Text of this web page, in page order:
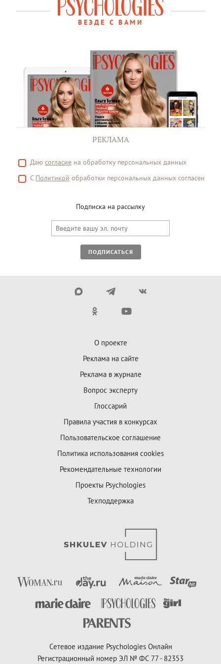
ВЕЗДЕ С ВАМИ
РЕКЛАМА
Даю согласие на обработку персональных данных
С Политикой обработки персональных данных согласен
Подписка на рассылку
ПОДПИСАТЬСЯ
О проекте
Реклама на сайте
Реклама в журнале
Вопрос эксперту
Глоссарий
Правила участия в конкурсах
Пользовательское соглашение
Политика использования cookies
Рекомендательные технологии
Проекты Psychologies
Техподдержка
Сетевое издание Psychologies Онлайн
Регистрационный номер ЭЛ № ФС 77 - 82353